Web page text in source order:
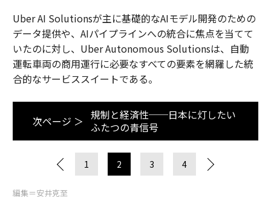
Uber AI Solutionsが主に基礎的なAIモデル開発のための
データ提供や、AIパイプラインへの統合に焦点を当てて
いたのに対し、Uber Autonomous Solutionsは、自動
運転車両の商用運行に必要なすべての要素を網羅した統
合的なサービススイートである。
次ページ ＞ 規制と経済性──日本に灯したい
ふたつの青信号
1 2 3 4
編集＝安井克至